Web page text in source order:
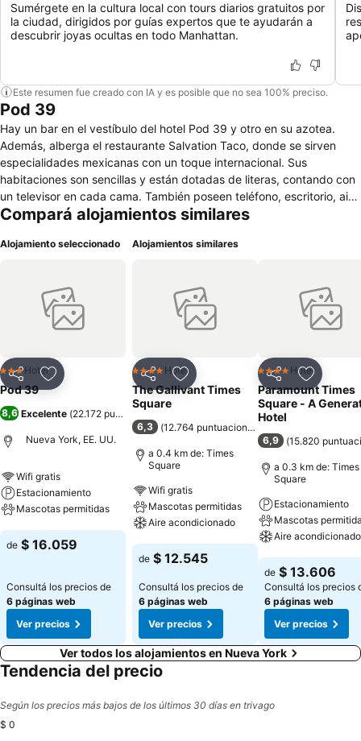
Sumérgete en la cultura local con tours diarios gratuitos por
la ciudad, dirigidos por guías expertos que te ayudarán a
descubrir joyas ocultas en todo Manhattan.
Este resumen fue creado con IA y es posible que no sea 100% preciso.
Pod 39
Hay un bar en el vestíbulo del hotel Pod 39 y otro en su azotea.
Además, alberga el restaurante Salvation Taco, donde se sirven
especialidades mexicanas con un toque internacional. Sus
habitaciones son sencillas y están dotadas de literas, contando con
un televisor en cada cama. También poseen teléfono, escritorio, aire
acondicionado y un baño privado con secador de cabello y ducha.
agradable, situado a tan solo unas calles de la estación de Grand
tiempo, se ofrece wifi gratuito y excursiones guiadas a pie, y se
aceptan mascotas por un suplemento. A un paseo de cinco minutos
a pie se hallan el Edificio Chrysler y la estación de Grand Central
Nueva York están a diez minutos.
Compará alojamientos similares
Alojamiento seleccionado
CompartirAñadir a favoritos
3 Estrellas
Hotel
Pod 39
8,6 Excelente (22.172 puntuaciones
Nueva York, EE. UU.
Wifi gratis
Estacionamiento
Mascotas permitidas
Ver precios
de $ 16.059
Consultá los precios de
6 páginas web
Ver precios
Alojamientos similares
CompartirAñadir a favoritos
4 EstrellasHotel
The Gallivant Times
Square
6,3 (12.764 puntuaciones
a 0.4 km de: Times
Square
Wifi gratis
Mascotas permitidas
Aire acondicionado
Ver precios
de $ 12.545
Consultá los precios de
6 páginas web
Ver precios
CompartirAñadir
4 EstrellasHotel
Paramount Times
Square - A
Hotel
6,9 (15.820
a 0.3 km de: Times
Square
Estacionamiento
Mascotas
Aire acondicionado
Ver precios
de $ 13.606
Consultá los precios
6 páginas web
Ver precios
Ver todos los alojamientos en Nueva York
Tendencia del precio
Según los precios más bajos de los últimos 30 días en trivago
$ 0